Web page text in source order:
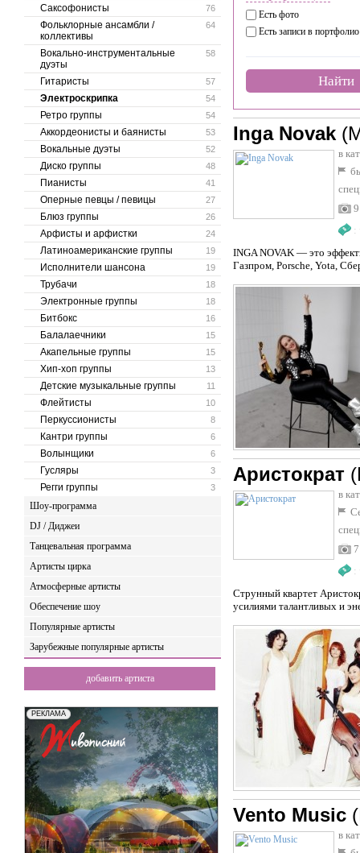
76
Саксофонисты
64
Фольклорные ансамбли /
коллективы
58
Вокально-инструментальные
дуэты
57
Гитаристы
54
Электроскрипка
54
Ретро группы
53
Аккордеонисты и баянисты
52
Вокальные дуэты
48
Диско группы
41
Пианисты
27
Оперные певцы / певицы
26
Блюз группы
24
Арфисты и арфистки
19
Латиноамериканские группы
19
Исполнители шансона
18
Трубачи
18
Электронные группы
16
Битбокс
15
Балалаечники
15
Акапельные группы
13
Хип-хоп группы
11
Детские музыкальные группы
10
Флейтисты
8
Перкуссионисты
6
Кантри группы
6
Волынщики
3
Гусляры
3
Регги группы
Шоу-программа
DJ / Диджеи
Танцевальная программа
Артисты цирка
Атмосферные артисты
Обеспечение шоу
Популярные артисты
Зарубежные популярные артисты
добавить артиста
Есть фото
Есть записи в портфолио
Найти
Inga Novak
в
9
:
INGA NOVAK — это
Газпром, Porsche, Yota,
Аристократ
в
7
:
Струнный квартет
усилиями талантливых и
Vento Music
в